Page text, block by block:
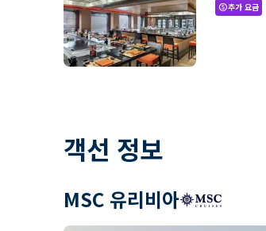
paid추가 요금
객선 정보
MSC 유리비아